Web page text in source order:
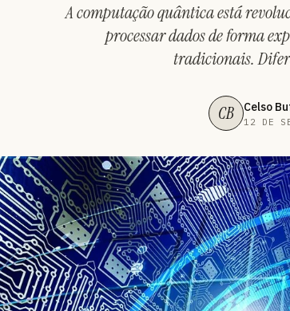
A computação quântica está
processar dados de forma
tradicionais.
CB Celso
12 DE